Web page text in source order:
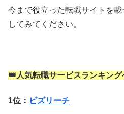
今まで役立った転職サイトを
してみてください。
👑人気転職サービスランキン
1位： ビズリーチ